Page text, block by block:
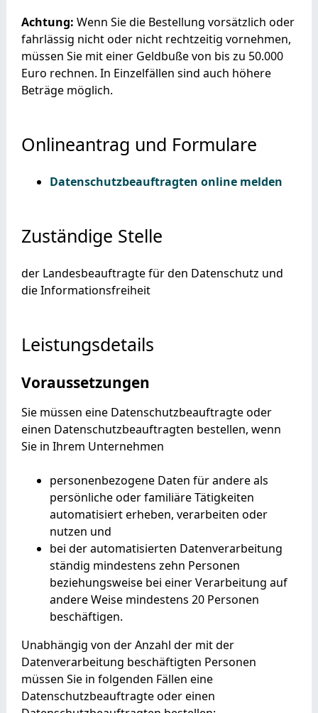
Achtung: Wenn Sie die Bestellung vorsätzlich oder
fahrlässig nicht oder nicht rechtzeitig vornehmen,
müssen Sie mit einer Geldbuße von bis zu 50.000
Euro rechnen. In Einzelfällen sind auch höhere
Beträge möglich.
Onlineantrag und Formulare
Datenschutzbeauftragten online melden
Zuständige Stelle
der Landesbeauftragte für den Datenschutz und
die Informationsfreiheit
Leistungsdetails
Voraussetzungen
Sie müssen eine Datenschutzbeauftragte oder
einen Datenschutzbeauftragten bestellen, wenn
Sie in Ihrem Unternehmen
personenbezogene Daten für andere als
persönliche oder familiäre Tätigkeiten
automatisiert erheben, verarbeiten oder
nutzen und
bei der automatisierten Datenverarbeitung
ständig mindestens zehn Personen
beziehungsweise bei einer Verarbeitung auf
andere Weise mindestens 20 Personen
beschäftigen.
Unabhängig von der Anzahl der mit der
Datenverarbeitung beschäftigten Personen
müssen Sie in folgenden Fällen eine
Datenschutzbeauftragte oder einen